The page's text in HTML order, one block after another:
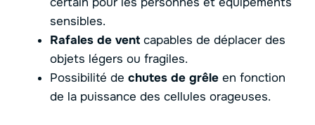
sensibles.
Rafales de vent capables de déplacer des
objets légers ou fragiles.
Possibilité de chutes de grêle en fonction
de la puissance des cellules orageuses.